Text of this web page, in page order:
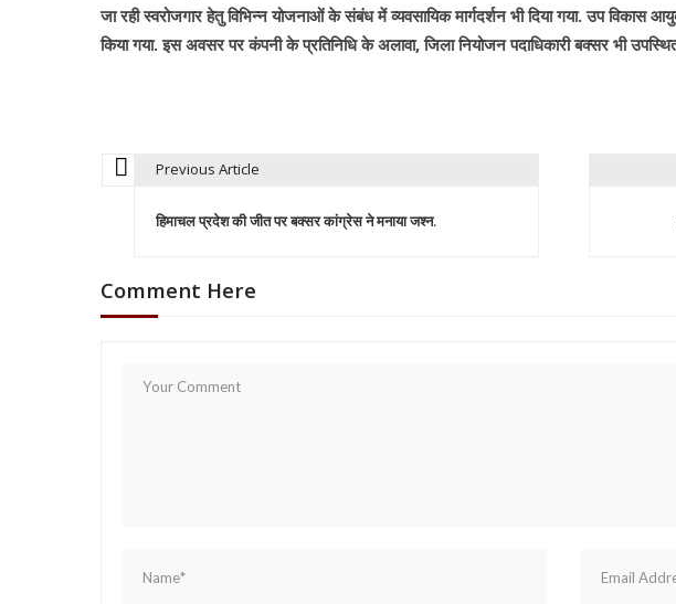
जा रही स्वरोजगार हेतु विभिन्न योजनाओं के संबंध में व्यवसायिक मार्गदर्शन भी दिया गया. उप
किया गया. इस अवसर पर कंपनी के प्रतिनिधि के अलावा, जिला नियोजन पदाधिकारी बक्सर भी
s
Previous Article
हिमाचल प्रदेश की जीत पर बक्सर कांग्रेस ने मनाया जश्न.
Comment Here